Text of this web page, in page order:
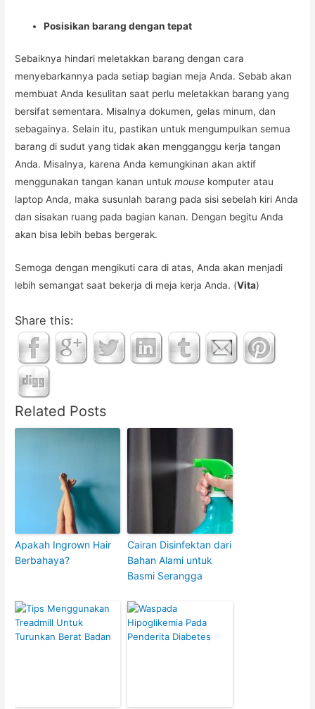
Posisikan barang dengan tepat
Sebaiknya hindari meletakkan barang dengan cara
menyebarkannya pada setiap bagian meja Anda. Sebab akan
membuat Anda kesulitan saat perlu meletakkan barang yang
bersifat sementara. Misalnya dokumen, gelas minum, dan
sebagainya. Selain itu, pastikan untuk mengumpulkan semua
barang di sudut yang tidak akan mengganggu kerja tangan
Anda. Misalnya, karena Anda kemungkinan akan aktif
menggunakan tangan kanan untukmouse komputer atau
laptop Anda, maka susunlah barang pada sisi sebelah kiri Anda
dan sisakan ruang pada bagian kanan. Dengan begitu Anda
akan bisa lebih bebas bergerak.
Semoga dengan mengikuti cara di atas, Anda akan menjadi
lebih semangat saat bekerja di meja kerja Anda. (Vita)
Share this:
Related Posts
Apakah Ingrown Hair
Berbahaya?
Cairan Disinfektan dari
Bahan Alami untuk
Basmi Serangga